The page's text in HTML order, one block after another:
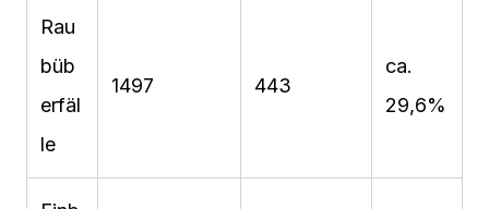
Rau
büb
erfäl
le
1497 443
ca.
29,6%